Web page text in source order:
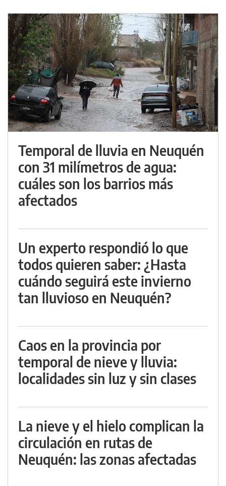
Temporal de lluvia en Neuquén
con 31 milímetros de agua:
cuáles son los barrios más
afectados
Un experto respondió lo que
todos quieren saber: ¿Hasta
cuándo seguirá este invierno
tan lluvioso en Neuquén?
Caos en la provincia por
temporal de nieve y lluvia:
localidades sin luz y sin clases
La nieve y el hielo complican la
circulación en rutas de
Neuquén: las zonas afectadas